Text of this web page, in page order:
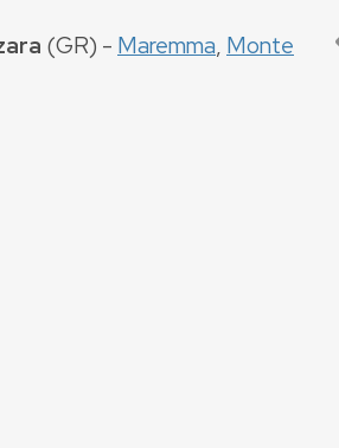
(GR) - Maremma, Monte